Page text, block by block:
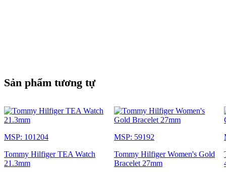
Sản phẩm tương tự
MSP: 101204
Tommy Hilfiger TEA Watch
21.3mm
MSP: 59192
Tommy Hilfiger Women's Gold
Bracelet 27mm